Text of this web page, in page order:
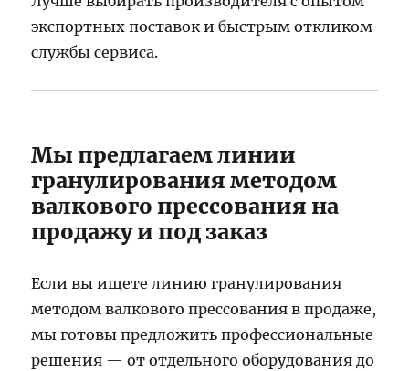
экспортных поставок и быстрым откликом
службы сервиса.
Мы предлагаем линии
гранулирования методом
валкового прессования на
продажу и под заказ
Если вы ищете линию гранулирования
методом валкового прессования в продаже,
мы готовы предложить профессиональные
решения — от отдельного оборудования до